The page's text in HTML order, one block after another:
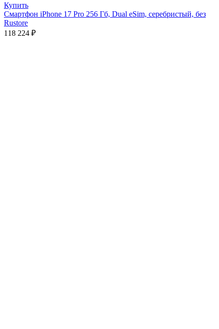
Купить
Смартфон iPhone 17 Pro 256 Гб, Dual eSim, серебристый, без
Rustore
118 224 ₽